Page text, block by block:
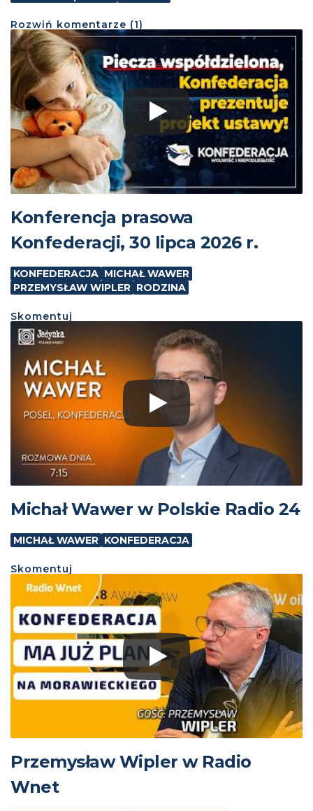
Rozwiń komentarze (1)
Konferencja prasowa
Konfederacji, 30 lipca 2026 r.
KONFEDERACJA MICHAŁ WAWER
PRZEMYSŁAW WIPLER RODZINA
Skomentuj
Michał Wawer w Polskie Radio 24
MICHAŁ WAWER KONFEDERACJA
Skomentuj
Przemysław Wipler w Radio
Wnet